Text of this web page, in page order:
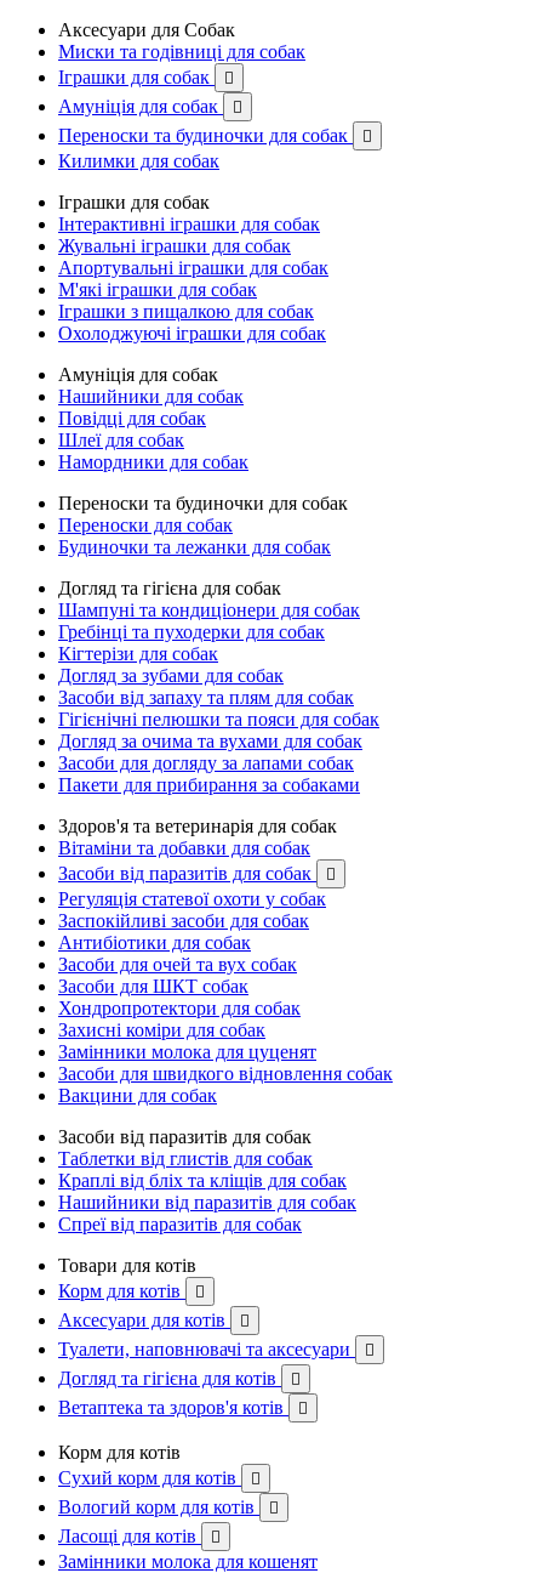
Аксесуари для Собак
Миски та годівниці для собак
Іграшки для собак

Амуніція для собак 
Переноски та будиночки для собак 
Килимки для собак
Іграшки для собак
Інтерактивні іграшки для собак
Жувальні іграшки для собак
Апортувальні іграшки для собак
М'які іграшки для собак
Іграшки з пищалкою для собак
Охолоджуючі іграшки для собак
Амуніція для собак
Нашийники для собак
Повідці для собак
Шлеї для собак
Намордники для собак
Переноски та будиночки для собак
Переноски для собак
Будиночки та лежанки для собак
Догляд та гігієна для собак
Шампуні та кондиціонери для собак
Гребінці та пуходерки для собак
Кігтерізи для собак
Догляд за зубами для собак
Засоби від запаху та плям для собак
Гігієнічні пелюшки та пояси для собак
Догляд за очима та вухами для собак
Засоби для догляду за лапами собак
Пакети для прибирання за собаками
Здоров'я та ветеринарія для собак
Вітаміни та добавки для собак
Засоби від паразитів для собак

Регуляція статевої охоти у собак
Заспокійливі засоби для собак
Антибіотики для собак
Засоби для очей та вух собак
Засоби для ШКТ собак
Хондропротектори для собак
Захисні коміри для собак
Замінники молока для цуценят
Засоби для швидкого відновлення собак
Вакцини для собак
Засоби від паразитів для собак
Таблетки від глистів для собак
Краплі від бліх та кліщів для собак
Нашийники від паразитів для собак
Спреї від паразитів для собак
Товари для котів
Корм для котів

Аксесуари для котів 
Туалети, наповнювачі та аксесуари 
Догляд та гігієна для котів 
Ветаптека та здоров'я котів 
Корм для котів
Сухий корм для котів

Вологий корм для котів 
Ласощі для котів 
Замінники молока для кошенят